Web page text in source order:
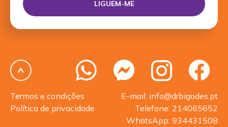
Termos e condições
Política de privacidade
E-mail: info@drbigodes.pt
Telefone: 214065652
WhatsApp: 934431508